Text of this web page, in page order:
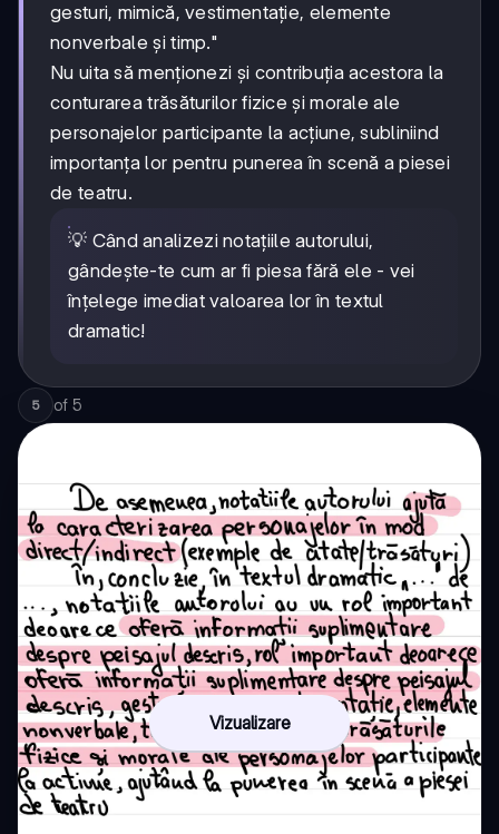
gesturi, mimică, vestimentație, elemente
nonverbale și timp."
Nu uita să menționezi și contribuția acestora la
conturarea trăsăturilor fizice și morale ale
personajelor participante la acțiune, subliniind
importanța lor pentru punerea în scenă a piesei
de teatru.
💡 Când analizezi notațiile autorului,
gândește-te cum ar fi piesa fără ele - vei
înțelege imediat valoarea lor în textul
dramatic!
5 of 5
Vizualizare